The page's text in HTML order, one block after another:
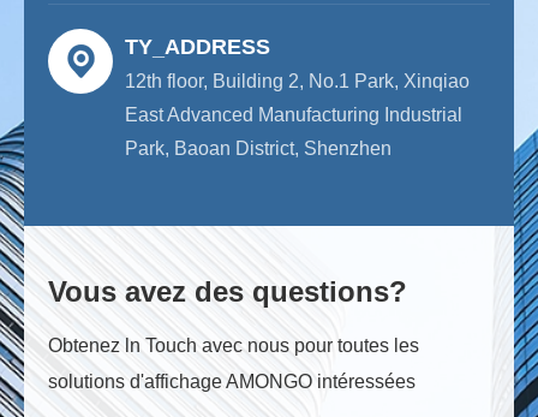
TY_ADDRESS
12th floor, Building 2, No.1 Park, Xinqiao
East Advanced Manufacturing Industrial
Park, Baoan District, Shenzhen
Vous avez des questions?
Obtenez ln Touch avec nous pour toutes les
solutions d'affichage AMONGO intéressées